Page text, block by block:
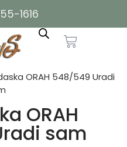
1616
ORAH 548/549 Uradi
ORAH
sam